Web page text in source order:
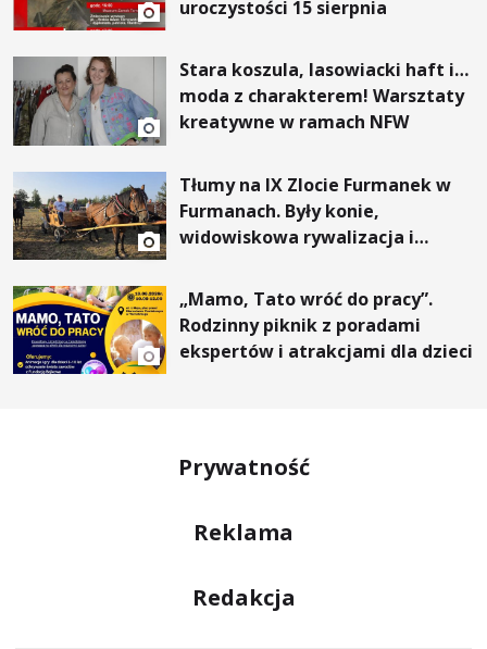
uroczystości 15 sierpnia
Stara koszula, lasowiacki haft i…
moda z charakterem! Warsztaty
kreatywne w ramach NFW
Tłumy na IX Zlocie Furmanek w
Furmanach. Były konie,
widowiskowa rywalizacja i
„Mamo, Tato wróć do pracy”.
Rodzinny piknik z poradami
ekspertów i atrakcjami dla dzieci
Prywatność
Reklama
Redakcja